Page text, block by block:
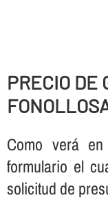
PRECIO DE
Como verá
formulario el
solicitud de